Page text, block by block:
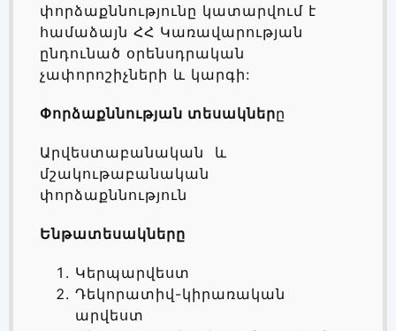
փորձաքննությունը կատարվում է
համաձայն ՀՀ Կառավարության
ընդունած օրենսդրական
չափորոշիչների և կարգի:
Փորձաքննության տեսակները
Արվեստաբանական և
մշակութաբանական
փորձաքննություն
Ենթատեսակները
Կերպարվեստ
Դեկորատիվ-կիրառական
արվեստ